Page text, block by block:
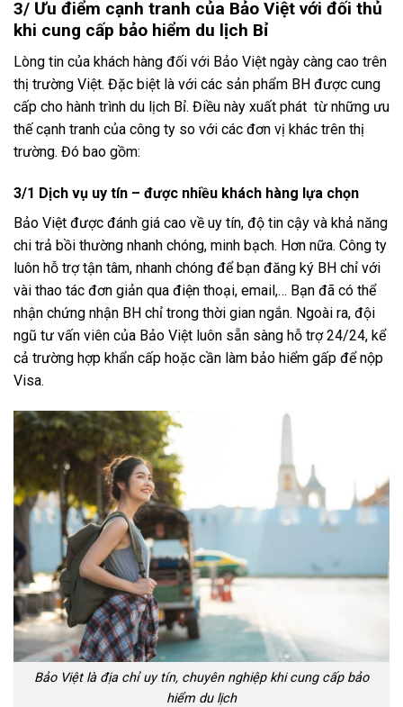
3/ Ưu điểm cạnh tranh của Bảo Việt với đối thủ
khi cung cấp bảo hiểm du lịch Bỉ
Lòng tin của khách hàng đối với Bảo Việt ngày càng cao trên
thị trường Việt. Đặc biệt là với các sản phẩm BH được cung
cấp cho hành trình du lịch Bỉ. Điều này xuất phát từ những ưu
thế cạnh tranh của công ty so với các đơn vị khác trên thị
trường. Đó bao gồm:
3/1 Dịch vụ uy tín – được nhiều khách hàng lựa chọn
Bảo Việt được đánh giá cao về uy tín, độ tin cậy và khả năng
chi trả bồi thường nhanh chóng, minh bạch. Hơn nữa. Công ty
luôn hỗ trợ tận tâm, nhanh chóng để bạn đăng ký BH chỉ với
vài thao tác đơn giản qua điện thoại, email,… Bạn đã có thể
nhận chứng nhận BH chỉ trong thời gian ngắn. Ngoài ra, đội
ngũ tư vấn viên của Bảo Việt luôn sẵn sàng hỗ trợ 24/24, kể
cả trường hợp khẩn cấp hoặc cần làm bảo hiểm gấp để nộp
Visa.
Bảo Việt là địa chỉ uy tín, chuyên nghiệp khi cung cấp bảo
hiểm du lịch